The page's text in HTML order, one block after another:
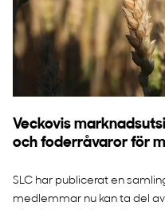
Veckovis
och foderråvaror för
SLC har publicerat en
medlemmar nu kan ta del